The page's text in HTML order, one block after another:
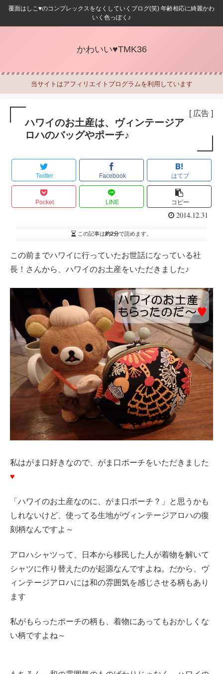
覆面はしこ♥のコンプレックスをなくしていくブログ(笑) 年齢相応に綺麗かわ
いく色っぽく♪
かわいい♥TMK36
当サイトはアフィリエイトプログラムを利用しています
[ 広告 ]
ハワイのお土産は、ヴィンテージア
ロハのバッグやポーチ♪
Twitter Facebook はてブ
Pocket LINE コピー
2014.12.31
この記事は約2分で読めます。
この前までハワイに行っていたお世話になっている社
長！さんから、ハワイのお土産をいただきました♪
私はがま口好きなので、がま口ポーチをいただきました
♥
「ハワイのお土産なのに、がま口ポーチ？」と思うかも
しれないけど、使ってる生地がヴィンテージアロハの復
刻柄なんですよ～
アロハシャツって、日本から移民した人が着物を解いて
シャツに作り替えたのが起源なんですよね。だから、ヴ
ィンテージアロハには和の雰囲気を感じさせる柄もあり
ます
私がもらったポーチの柄も、着物にあってもおかしくな
い柄ですよね～